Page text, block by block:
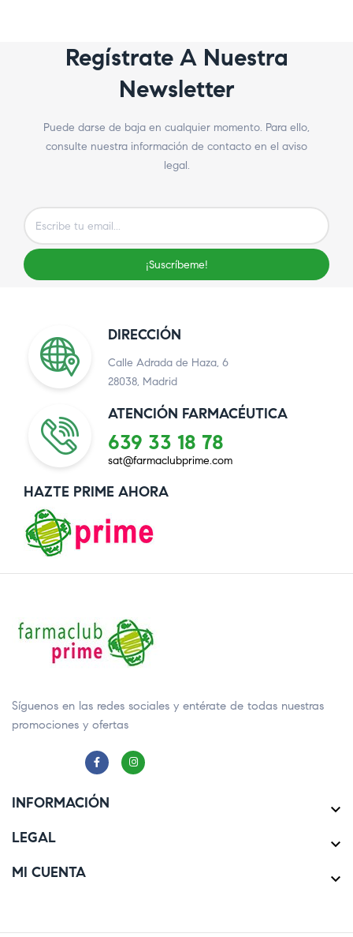
Regístrate A Nuestra
Newsletter
Puede darse de baja en cualquier momento. Para ello,
consulte nuestra información de contacto en el aviso
legal.
¡Suscríbeme!
DIRECCIÓN
Calle Adrada de Haza, 6
28038, Madrid
ATENCIÓN FARMACÉUTICA
639 33 18 78
sat@farmaclubprime.com
HAZTE PRIME AHORA
Síguenos en las redes sociales y entérate de todas nuestras
promociones y ofertas
INFORMACIÓN 
LEGAL 
MI CUENTA 